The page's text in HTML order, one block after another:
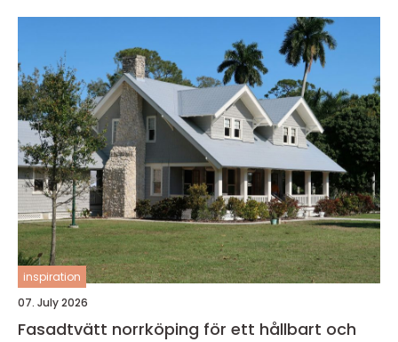
inspiration
07. July 2026
Fasadtvätt norrköping för ett hållbart och